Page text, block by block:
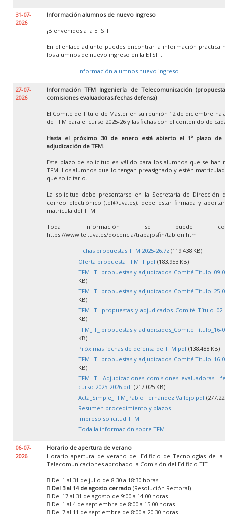
31-07-
2026
Información alumnos de nuevo ingreso
¡Bienvenidos a la ETSIT!
En el enlace adjunto puedes encontrar la información práctica
los alumnos de nuevo ingreso en la ETSIT.
Información alumnos nuevo ingreso
27-07-
2026
Información TFM Ingeniería de Telecomunicación
comisiones evaluadoras,fechas defensa)
El Comité de Título de Máster en su reunión 12 de diciembre
de TFM para el curso 2025-26 y las fichas con el contenido de
Hasta el próximo 30 de enero está abierto el 1º plazo
adjudicación de TFM.
Este plazo de solicitud es válido para los alumnos que se han
TFM. Los alumnos que lo tengan preasignado y estén
que solicitarlo.
La solicitud debe presentarse en la Secretaría de Dirección
correo electrónico (tel@uva.es), debe estar firmada y
matrícula del TFM.
Toda información se puede
https://www.tel.uva.es/docencia/trabajosfin/tablon.htm
Fichas propuestas TFM 2025-26.7z (119.438 KB)
Oferta propuesta TFM IT.pdf (183.953 KB)
TFM_IT_ propuestas y adjudicados_Comité Título_09-
KB)
TFM_IT_ propuestas y adjudicados_Comité Título_25-
KB)
TFM_IT_ propuestas y adjudicados_Comité Título_02-
KB)
TFM_IT_ propuestas y adjudicados_Comité Título_16-
KB)
Próximas fechas de defensa de TFM.pdf (138.488 KB)
TFM_IT_ propuestas y adjudicados_Comité Título_16-
KB)
TFM_IT_ Adjudicaciones_comisiones evaluadoras_
curso 2025-2026.pdf (217.025 KB)
Acta_Simple_TFM_Pablo Fernández Vallejo.pdf
Resumen procedimiento y plazos
Impreso solicitud TFM
Toda la información sobre TFM
06-07-
2026
Horario de apertura de verano
Horario apertura de verano del Edificio de Tecnologías de
Telecomunicaciones aprobado la Comisión del Edificio TIT
 Del 1 al 31 de julio de 8:30 a 18:30 horas
 Del 3 al 14 de agosto cerrado (Resolución Rectoral)
 Del 17 al 31 de agosto de 9:00 a 14:00 horas
 Del 1 al 4 de septiembre de 8:00 a 15:00 horas
 Del 7 al 11 de septiembre de 8:00 a 20:30 horas